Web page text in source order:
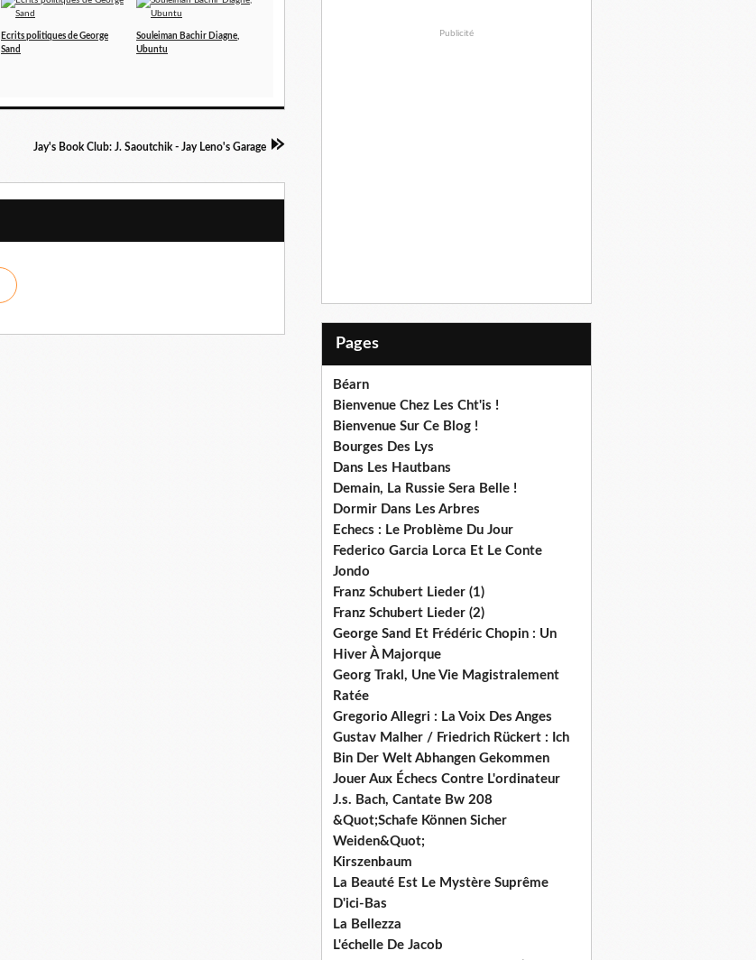
Ecrits politiques de George
Sand
Souleiman Bachir Diagne,
Ubuntu
Jay's Book Club: J. Saoutchik - Jay Leno's Garage
Publicité
Pages
Béarn
Bienvenue Chez Les Cht'is !
Bienvenue Sur Ce Blog !
Bourges Des Lys
Dans Les Hautbans
Demain, La Russie Sera Belle !
Dormir Dans Les Arbres
Echecs : Le Problème Du Jour
Federico Garcia Lorca Et Le Conte
Jondo
Franz Schubert Lieder (1)
Franz Schubert Lieder (2)
George Sand Et Frédéric Chopin : Un
Hiver À Majorque
Georg Trakl, Une Vie Magistralement
Ratée
Gregorio Allegri : La Voix Des Anges
Gustav Malher / Friedrich Rückert : Ich
Bin Der Welt Abhangen Gekommen
Jouer Aux Échecs Contre L'ordinateur
J.s. Bach, Cantate Bw 208
&Quot;Schafe Können Sicher
Weiden&Quot;
Kirszenbaum
La Beauté Est Le Mystère Suprême
D'ici-Bas
La Bellezza
L'échelle De Jacob